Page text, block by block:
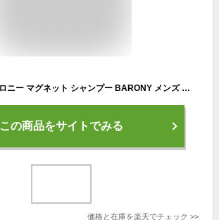
【京福堂 公式】 バロニー マグネット シャンプー BARONY メンズ 男性用 男性 スカルプケア ノンシリコン 匂い 40代 香り スカルプ メンズシャンプー メンズコスメ スカルプシャンプー プレゼント ギフト 実用的
この商品をサイトでみる
価格と在庫を楽天でチェック >>